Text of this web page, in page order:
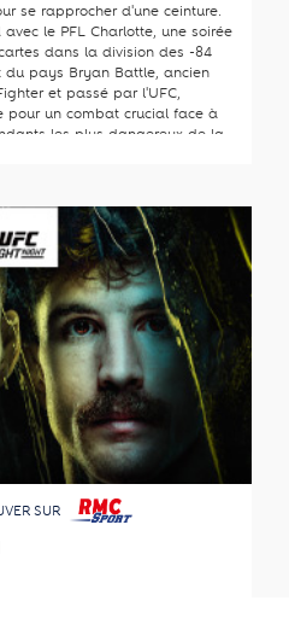
se rapprocher d'une ceinture.
le PFL Charlotte, une soirée
dans la division des -84
du pays Bryan Battle, ancien
et passé par l'UFC,
pour un combat crucial face à
les plus dangereux de la
SUR